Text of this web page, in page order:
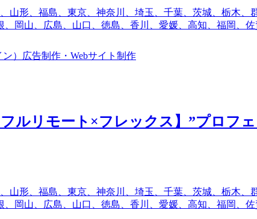
山形、福島、東京、神奈川、埼玉、千葉、茨城、栃木
岡山、広島、山口、徳島、香川、愛媛、高知、福岡、
）
広告制作・Webサイト制作
ルリモート×フレックス】”プロフ
山形、福島、東京、神奈川、埼玉、千葉、茨城、栃木
岡山、広島、山口、徳島、香川、愛媛、高知、福岡、